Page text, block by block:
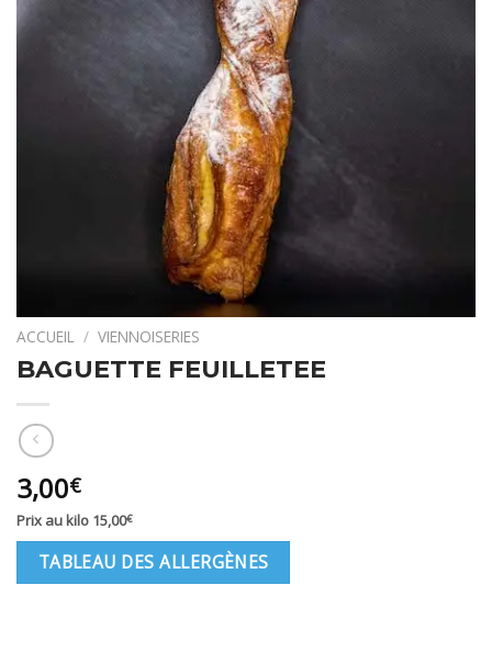
ACCUEIL / VIENNOISERIES
BAGUETTE FEUILLETEE
3,00€
Prix au kilo 15,00€
TABLEAU DES ALLERGÈNES